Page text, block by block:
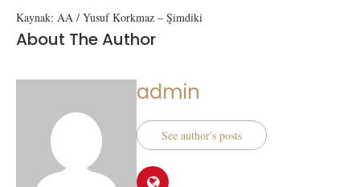
Kaynak: AA / Yusuf Korkmaz – Şimdiki
About The Author
admin
See author's posts